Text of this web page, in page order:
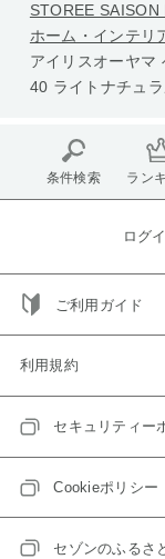
STOREE SAISON
ホーム・インテリ
アイリスオーヤマ
40 ライトナチュ
条件検索 ラン
ログ
ご利用ガイド
利用規約
セキュリティー
Cookieポリシー
セゾンのふるさ